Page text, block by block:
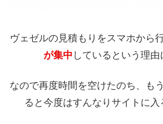
ヴェゼルの見積もりをスマホから
が集中 しているという理由
なので再度時間を空けたのち、も
ると今度はすんなりサイトに入